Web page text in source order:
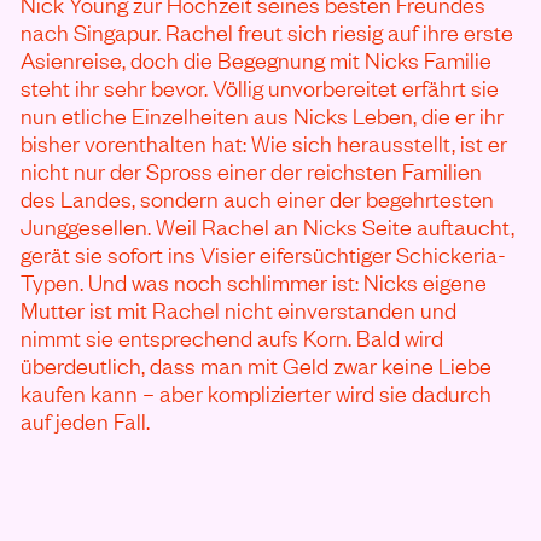
nach Singapur. Rachel freut sich riesig auf ihre erste
Asienreise, doch die Begegnung mit Nicks Familie
steht ihr sehr bevor. Völlig unvorbereitet erfährt sie
nun etliche Einzelheiten aus Nicks Leben, die er ihr
bisher vorenthalten hat: Wie sich herausstellt, ist er
nicht nur der Spross einer der reichsten Familien
des Landes, sondern auch einer der begehrtesten
Junggesellen. Weil Rachel an Nicks Seite auftaucht,
gerät sie sofort ins Visier eifersüchtiger Schickeria-
Typen. Und was noch schlimmer ist: Nicks eigene
Mutter ist mit Rachel nicht einverstanden und
nimmt sie entsprechend aufs Korn. Bald wird
überdeutlich, dass man mit Geld zwar keine Liebe
kaufen kann – aber komplizierter wird sie dadurch
auf jeden Fall.